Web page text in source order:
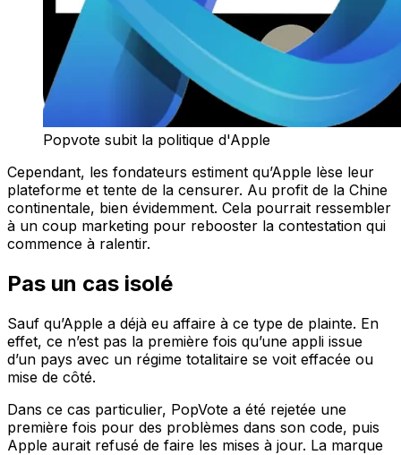
Popvote subit la politique d'Apple
Cependant, les fondateurs estiment qu’Apple lèse leur
plateforme et tente de la censurer. Au profit de la Chine
continentale, bien évidemment. Cela pourrait ressembler
à un coup marketing pour rebooster la contestation qui
commence à ralentir.
Pas un cas isolé
Sauf qu’Apple a déjà eu affaire à ce type de plainte. En
effet, ce n’est pas la première fois qu’une appli issue
d’un pays avec un régime totalitaire se voit effacée ou
mise de côté.
Dans ce cas particulier, PopVote a été rejetée une
première fois pour des problèmes dans son code, puis
Apple aurait refusé de faire les mises à jour. La marque